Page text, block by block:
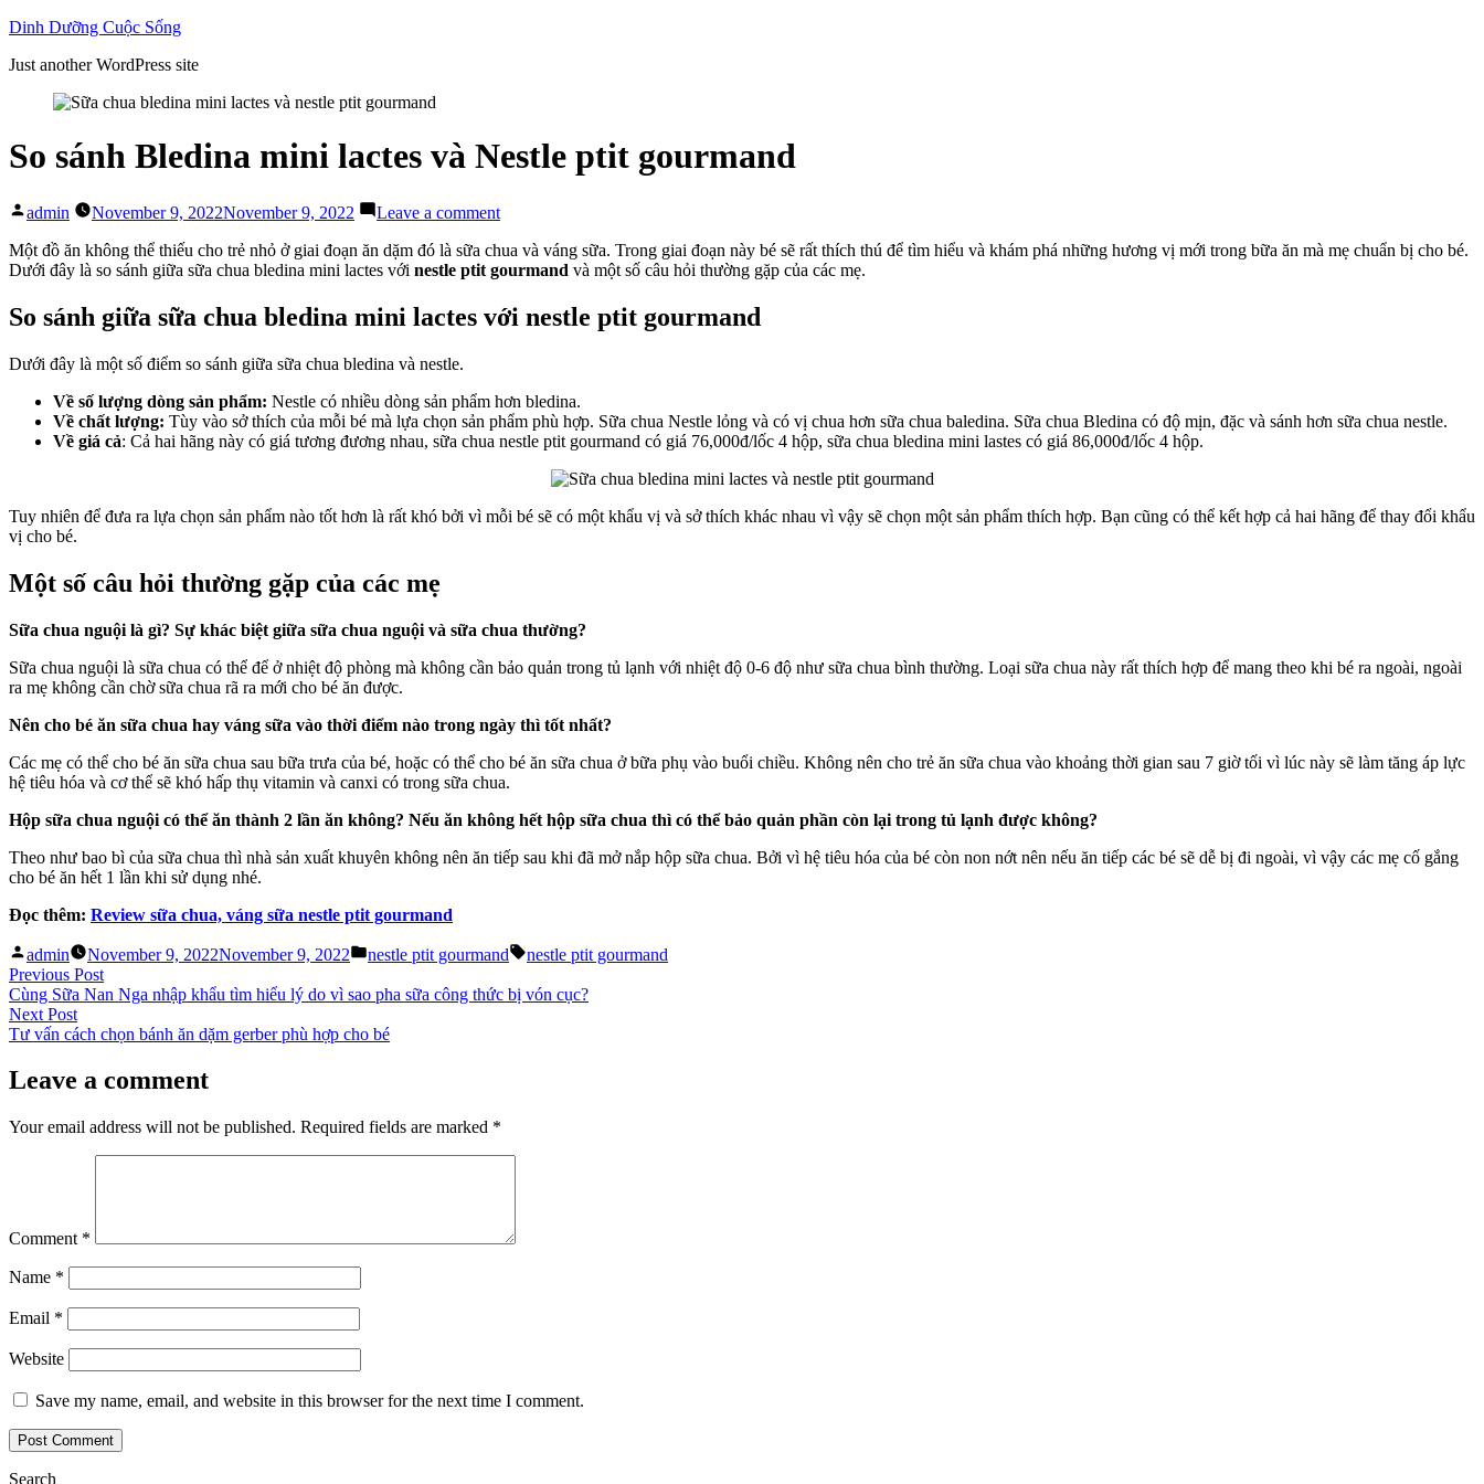
Skip
content
Dinh Dưỡng Cuộc Sống
Just another WordPress site
So sánh Bledina mini lactes và Nestle ptit gourmand
Posted
admin November 9, 2022November 9, 2022 Leave a commenton
sánh
Bledina
lactes
và
Một đồ ăn không thể thiếu cho trẻ nhỏ ở giai đoạn ăn dặm đó là sữa chua và váng sữa. Trong giai đoạn này bé sẽ rất thích thú để tìm hiểu và khám phá những hương vị mới trong bữa ăn mà mẹ chuẩn bị cho bé.
Dưới đây là so sánh giữa sữa chua bledina mini lactes với nestle ptit gourmand và một số câu hỏi thường gặp của các mẹ.
So sánh giữa sữa chua bledina mini lactes với nestle ptit gourmand
Dưới đây là một số điểm so sánh giữa sữa chua bledina và nestle.
Về số lượng dòng sản phẩm: Nestle có nhiều dòng sản phẩm hơn bledina.
Về chất lượng: Tùy vào sở thích của mỗi bé mà lựa chọn sản phẩm phù hợp. Sữa chua Nestle lỏng và có vị chua hơn sữa chua baledina. Sữa chua Bledina có độ mịn, đặc và sánh hơn sữa chua nestle.
Về giá cả: Cả hai hãng này có giá tương đương nhau, sữa chua nestle ptit gourmand có giá 76,000đ/lốc 4 hộp, sữa chua bledina mini lastes có giá 86,000đ/lốc 4 hộp.
Tuy nhiên để đưa ra lựa chọn sản phẩm nào tốt hơn là rất khó bởi vì mỗi bé sẽ có một khẩu vị và sở thích khác nhau vì vậy sẽ chọn một sản phẩm thích hợp. Bạn cũng có thể kết hợp cả hai hãng để thay đổi khẩu
vị cho bé.
Một số câu hỏi thường gặp của các mẹ
Sữa chua nguội là gì? Sự khác biệt giữa sữa chua nguội và sữa chua thường?
Sữa chua nguội là sữa chua có thể để ở nhiệt độ phòng mà không cần bảo quản trong tủ lạnh với nhiệt độ 0-6 độ như sữa chua bình thường. Loại sữa chua này rất thích hợp để mang theo khi bé ra ngoài, ngoài
ra mẹ không cần chờ sữa chua rã ra mới cho bé ăn được.
Nên cho bé ăn sữa chua hay váng sữa vào thời điểm nào trong ngày thì tốt nhất?
Các mẹ có thể cho bé ăn sữa chua sau bữa trưa của bé, hoặc có thể cho bé ăn sữa chua ở bữa phụ vào buổi chiều. Không nên cho trẻ ăn sữa chua vào khoảng thời gian sau 7 giờ tối vì lúc này sẽ làm tăng áp lực
hệ tiêu hóa và cơ thể sẽ khó hấp thụ vitamin và canxi có trong sữa chua.
Hộp sữa chua nguội có thể ăn thành 2 lần ăn không? Nếu ăn không hết hộp sữa chua thì có thể bảo quản phần còn lại trong tủ lạnh được không?
Theo như bao bì của sữa chua thì nhà sản xuất khuyên không nên ăn tiếp sau khi đã mở nắp hộp sữa chua. Bởi vì hệ tiêu hóa của bé còn non nớt nên nếu ăn tiếp các bé sẽ dễ bị đi ngoài, vì vậy các mẹ cố gắng
cho bé ăn hết 1 lần khi sử dụng nhé.
Đọc thêm: Review sữa chua, váng sữa nestle ptit gourmand
Posted
by
admin November 9, 2022November 9, 2022
Posted
nestle ptit gourmand Tags:
nestle ptit gourmand
Post
navigation
Previous PostPrevious
post:
Cùng Sữa Nan Nga nhập khẩu tìm hiểu lý do vì sao pha sữa công thức bị vón cục?
Next PostNext
post:
Tư vấn cách chọn bánh ăn dặm gerber phù hợp cho bé
Leave a comment
Your email address will not be published. Required fields are marked *
Comment *
Name *
Email *
Website
Save my name, email, and website in this browser for the next time I comment.
Search